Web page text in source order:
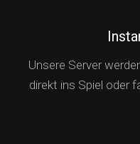
Unsere Server
direkt ins Spiel oder